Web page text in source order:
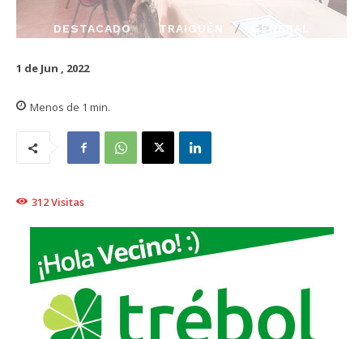
DESTACADO TRAIGUÉN GENERAL
1 de Jun , 2022
Menos de 1 min.
312Visitas